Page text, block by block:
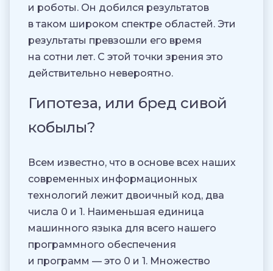
и роботы. Он добился результатов
в таком широком спектре областей. Эти
результаты превзошли его время
на сотни лет. С этой точки зрения это
действительно невероятно.
Гипотеза, или бред сивой
кобылы?
Всем известно, что в основе всех наших
современных информационных
технологий лежит двоичный код, два
числа 0 и 1. Наименьшая единица
машинного языка для всего нашего
программного обеспечения
и программ — это 0 и 1. Множество